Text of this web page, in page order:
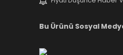
Bu Ürünü Sosyal